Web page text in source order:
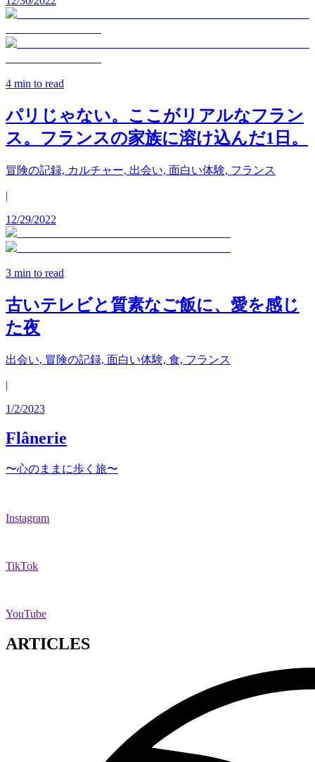
4 min to read
パリじゃない。ここがリアルなフラン
ス。フランスの家族に溶け込んだ1日。
冒険の記録, カルチャー, 出会い, 面白い体験, フランス
|
12/29/2022
3 min to read
古いテレビと質素なご飯に、愛を感じ
た夜
出会い, 冒険の記録, 面白い体験, 食, フランス
|
1/2/2023
Flânerie
〜心のままに歩く旅〜
Instagram
TikTok
YouTube
ARTICLES